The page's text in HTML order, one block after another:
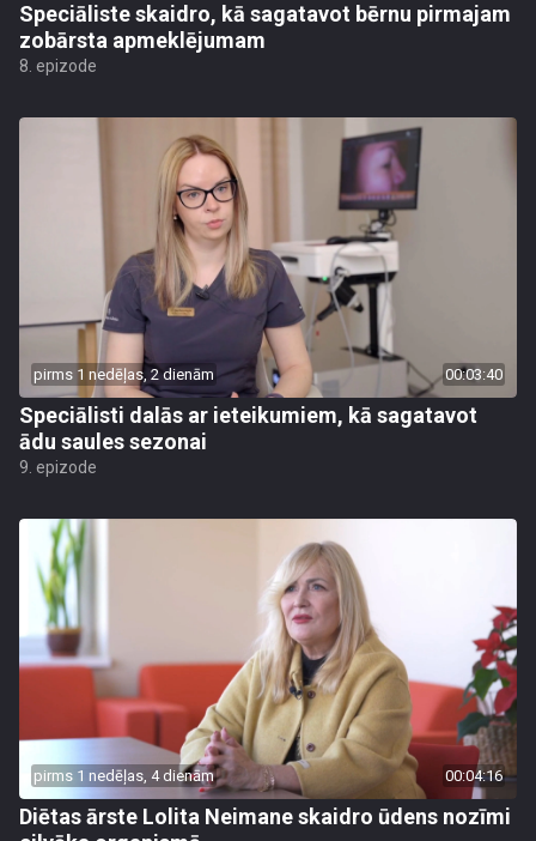
Speciāliste skaidro, kā sagatavot bērnu pirmajam
zobārsta apmeklējumam
8. epizode
pirms 1 nedēļas, 2 dienām 00:03:40
Speciālisti dalās ar ieteikumiem, kā sagatavot
ādu saules sezonai
9. epizode
pirms 1 nedēļas, 4 dienām 00:04:16
Diētas ārste Lolita Neimane skaidro ūdens nozīmi